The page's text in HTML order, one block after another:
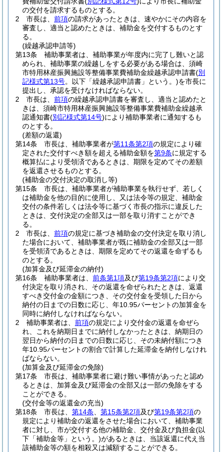
の交付を請求するものとする。
2
市長は、 前項の請求があったときは、速やかにその内容を
審査し、適当と認めたときは、補助金を交付するものとす
る。
(繰越承認申請等)
第13条
補助事業者は、補助事業が年度内に完了し難いと認
められ、補助事業の繰越しをする必要がある場合は、須崎
市特用林産振興施設等整備事業費補助金繰越承認申請書(別
記様式第13号。以下「繰越承認申請書」という。)を市長に
提出し、承認を受けなければならない。
2
市長は、 前項の繰越承認申請書を審査し、適当と認めたと
きは、須崎市特用林産振興施設等整備事業費補助金繰越承
認通知書(別記様式第14号)により補助事業者に通知するも
のとする。
(差額の返還)
第14条
市長は、補助事業者が第11条第2項の規定により確
定された交付すべき額を超える補助金額を第9条に規定する
概算払により受領済であるときは、期限を定めてその差額
を返還させるものとする。
(補助金の交付決定の取消し等)
第15条
市長は、補助事業者が補助事業を執行せず、若しく
は補助金を他の目的に使用し、又は法令等の規定、補助金
交付の条件若しくは法令等に基づく市長の指示に違反した
ときは、交付決定の全部又は一部を取り消すことができ
る。
2
市長は、 前項の規定に基づき補助金の交付決定を取り消し
た場合において、補助事業者が既に補助金の全部又は一部
を受領済であるときは、期限を定めてその返還を命ずるも
のとする。
(加算金及び延滞金の納付)
第16条
補助事業者は、 前条第1項及び第19条第2項により交
付決定を取り消され、その返還を命ぜられたときは、返還
すべき交付金の金額につき、その交付金を受領した日から
納付の日までの日数に応じ、年10.95パーセントの加算金を
同時に納付しなければならない。
2
補助事業者は、 前項の規定により交付金の返還を命ぜら
れ、これを納期日までに納付しなかったときは、納期日の
翌日から納付の日までの日数に応じ、その未納付額につき
年10.95パーセントの割合で計算した延滞金を納付しなけれ
ばならない。
(加算金及び延滞金の免除)
第17条
市長は、補助事業者に避け難い事情があったと認め
るときは、加算金及び延滞金の全部又は一部の免除をする
ことができる。
(交付金等の返還金の充当)
第18条
市長は、 第14条 第15条第2項及び第19条第2項の
規定により補助金の返還をさせた場合において、補助事業
者に対し、市が交付する他の補助金、交付金及び負担金(以
下「補助金等」という。)があるときは、当該返還に代え当
該補助金等の額を相殺又は減額することができる。